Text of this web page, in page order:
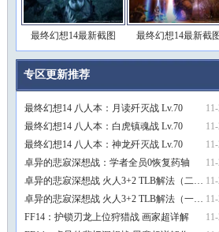
最终幻想14最新截图 最终幻想14最新截图
专区更新推荐
更
最终幻想14 八人本：月读歼灭战 Lv.70
最终幻想14 八人本：白虎镇魂战 Lv.70
最终幻想14 八人本：神龙歼灭战 Lv.70
卓异的悲寂深想战：学者全员0恢复药轴
卓异的悲寂深想战 火人3+2 TLB解法（二…
卓异的悲寂深想战 火人3+2 TLB解法（一…
FF14：护锁刃龙上位狩猎战 画家超详解